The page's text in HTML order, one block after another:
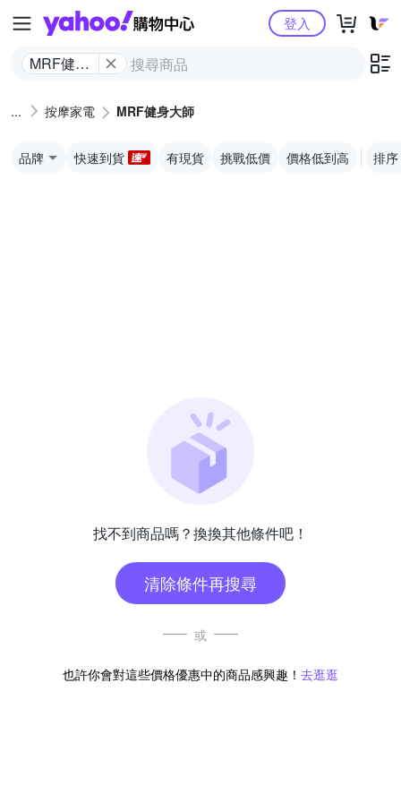
Yahoo購物中心
MRF健身
登入
按摩家電 MRF健身大師
品牌 快速到貨 有現貨 挑戰低價 價格低到高 排序
找不到商品嗎？換換其他條件吧！
清除條件再搜尋
或
也許你會對這些價格優惠中的商品感興趣！ 去逛逛